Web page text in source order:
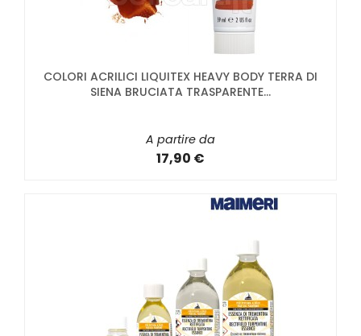
COLORI ACRILICI LIQUITEX HEAVY BODY TERRA DI
SIENA BRUCIATA TRASPARENTE...
A partire da
17,90 €